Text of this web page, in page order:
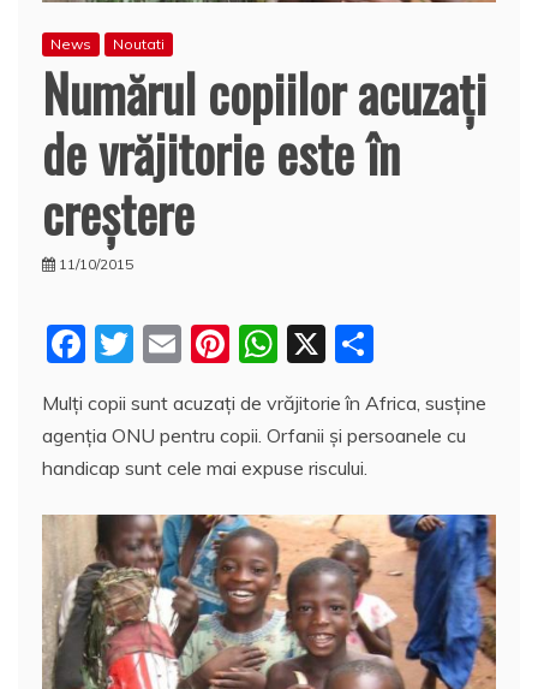
News Noutati
Numărul copiilor acuzaţi
de vrăjitorie este în
creştere
11/10/2015
F
c
e
o
o
k
T
itt
er
E
ai
l
Pi
er
e
W
at
s
p
p
X
rt
aj
a
z
ă
Mulţi copii sunt acuzaţi de vrăjitorie în Africa, susţine
agenţia ONU pentru copii. Orfanii şi persoanele cu
handicap sunt cele mai expuse riscului.